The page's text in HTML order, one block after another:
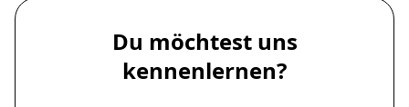
Du möchtest uns
kennenlernen?